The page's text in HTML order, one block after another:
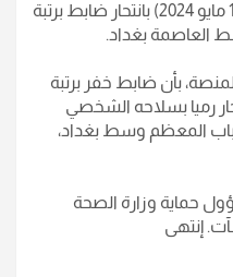
أفاد مصدر أمني، اليوم الاثنين ( 13 مايو 2024) بانتحار ضابط برتبة
العاصمة بغداد.
بأن ضابط خفر برتبة
رميا بسلاحه الشخصي
المعظم وسط بغداد،
حماية وزارة الصحة
إنتهى